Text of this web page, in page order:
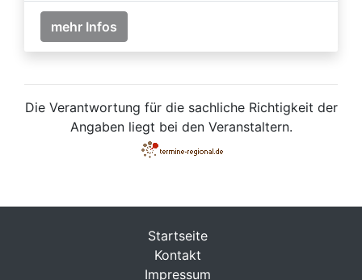
mehr Infos
Die Verantwortung für die sachliche Richtigkeit der
Angaben liegt bei den Veranstaltern.
Startseite
Kontakt
Impressum